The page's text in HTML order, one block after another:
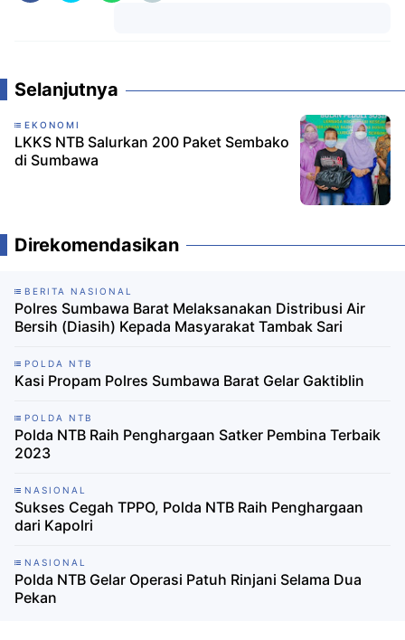
Selanjutnya
EKONOMI
LKKS NTB Salurkan 200 Paket Sembako
di Sumbawa
Direkomendasikan
BERITA NASIONAL
Polres Sumbawa Barat Melaksanakan Distribusi Air
Bersih (Diasih) Kepada Masyarakat Tambak Sari
POLDA NTB
Kasi Propam Polres Sumbawa Barat Gelar Gaktiblin
POLDA NTB
Polda NTB Raih Penghargaan Satker Pembina Terbaik
2023
NASIONAL
Sukses Cegah TPPO, Polda NTB Raih Penghargaan
dari Kapolri
NASIONAL
Polda NTB Gelar Operasi Patuh Rinjani Selama Dua
Pekan